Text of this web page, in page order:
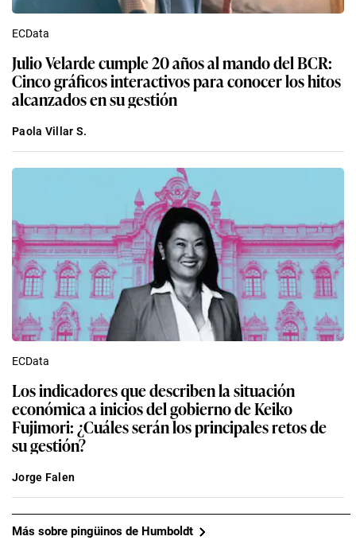
ECData
Julio Velarde cumple 20 años al mando del BCR:
Cinco gráficos interactivos para conocer los hitos
alcanzados en su gestión
Paola Villar S.
ECData
Los indicadores que describen la situación
económica a inicios del gobierno de Keiko
Fujimori: ¿Cuáles serán los principales retos de
su gestión?
Jorge Falen
Más sobre pingüinos de Humboldt